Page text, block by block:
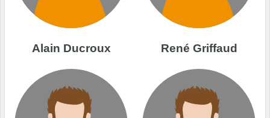
Alain Ducroux René Griffaud